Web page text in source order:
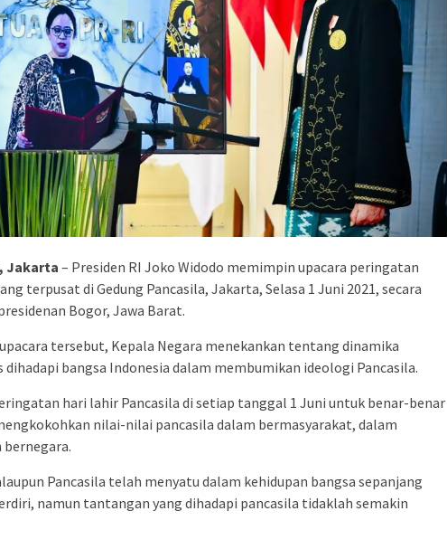
Jakarta – Presiden RI Joko Widodo memimpin upacara peringatan
terpusat di Gedung Pancasila, Jakarta, Selasa 1 Juni 2021, secara
Bogor, Jawa Barat.
tersebut, Kepala Negara menekankan tentang dinamika
bangsa Indonesia dalam membumikan ideologi Pancasila.
hari lahir Pancasila di setiap tanggal 1 Juni untuk benar-benar
nilai-nilai pancasila dalam bermasyarakat, dalam
bernegara.
Pancasila telah menyatu dalam kehidupan bangsa sepanjang
namun tantangan yang dihadapi pancasila tidaklah semakin